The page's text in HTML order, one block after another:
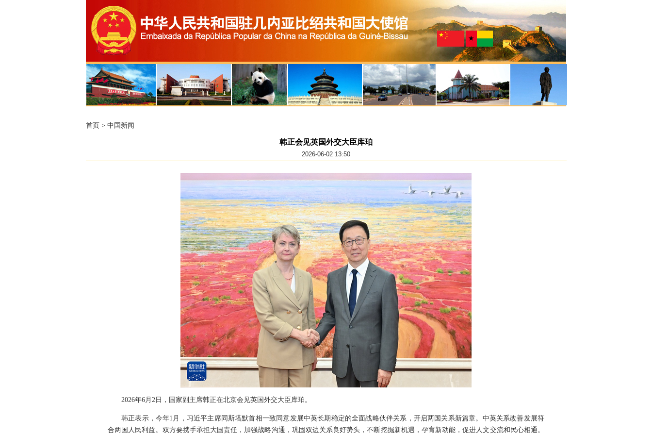
首页 > 中国新闻
韩正会见英国外交大臣库珀
2026-06-02 13:50
2026年6月2日，国家副主席韩正在北京会见英国外交大臣库珀。
韩正表示，今年1月，习近平主席同斯塔默首相一致同意发展中英长期稳定的全面战略伙伴关系，开启两国关系新篇章。中英关系改善发展符
合两国人民利益。双方要携手承担大国责任，加强战略沟通，巩固双边关系良好势头，不断挖掘新机遇，孕育新动能，促进人文交流和民心相通。